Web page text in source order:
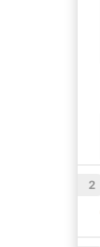
2